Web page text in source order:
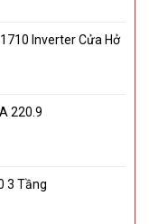
Inverter Cửa Hở
220.9
3 Tầng